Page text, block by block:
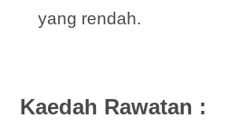
yang rendah.
Kaedah Rawatan :